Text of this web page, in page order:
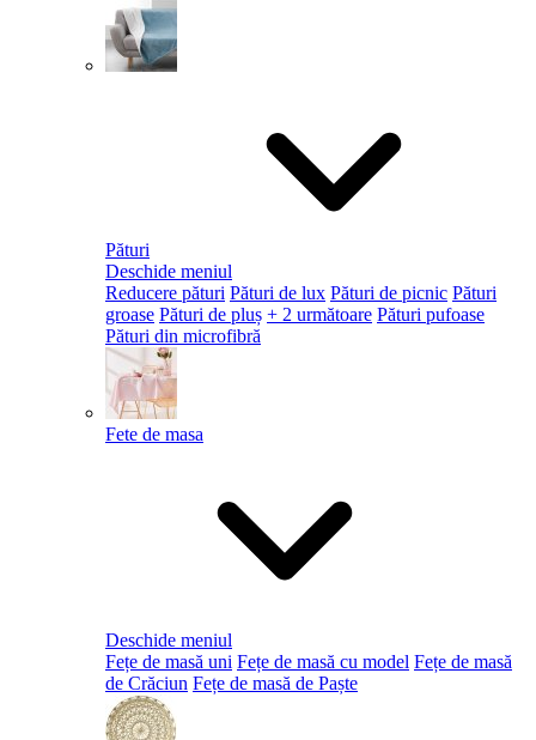
Pături
Deschide meniul
Reducere pături Pături de lux Pături de picnic Pături
groase Pături de pluș + 2 următoare Pături pufoase
Pături din microfibră
Fete de masa
Deschide meniul
Fețe de masă uni Fețe de masă cu model Fețe de masă
de Crăciun Fețe de masă de Paște​